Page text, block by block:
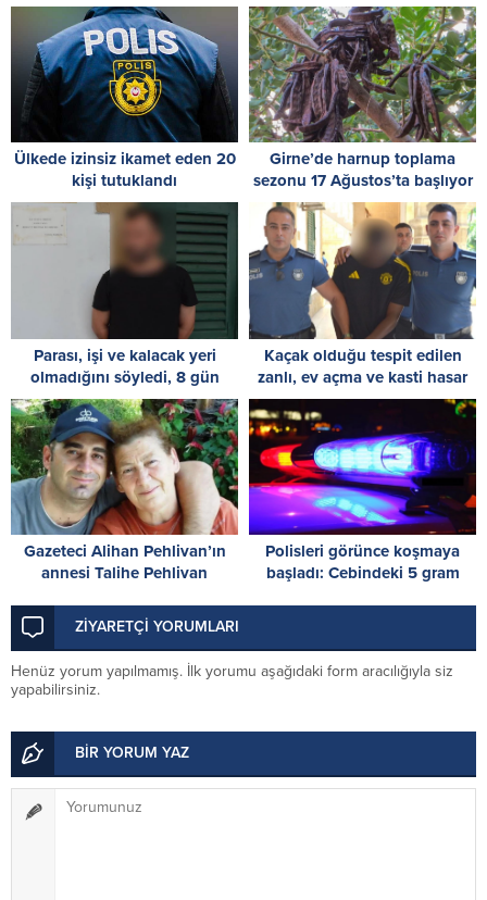
Ülkede izinsiz ikamet eden 20
kişi tutuklandı
Girne’de harnup toplama
sezonu 17 Ağustos’ta başlıyor
Parası, işi ve kalacak yeri
olmadığını söyledi, 8 gün
tutuklu kalacak
Kaçak olduğu tespit edilen
zanlı, ev açma ve kasti hasar
vermekle de itham ediliyor: 8
gün tutukluluk
Gazeteci Alihan Pehlivan’ın
annesi Talihe Pehlivan
Polisleri görünce koşmaya
başladı: Cebindeki 5 gram
ZİYARETÇİ YORUMLARI
Henüz yorum yapılmamış. İlk yorumu aşağıdaki form aracılığıyla siz
yapabilirsiniz.
BİR YORUM YAZ